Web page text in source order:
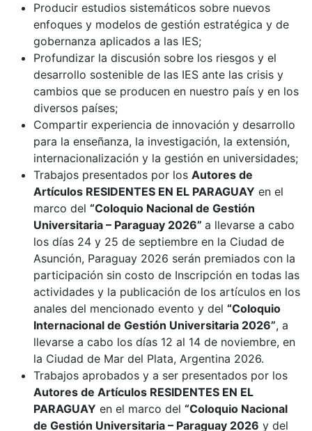
Producir estudios sistemáticos sobre nuevos
enfoques y modelos de gestión estratégica y de
gobernanza aplicados a las IES;
Profundizar la discusión sobre los riesgos y el
desarrollo sostenible de las IES ante las crisis y
cambios que se producen en nuestro país y en los
diversos países;
Compartir experiencia de innovación y desarrollo
para la enseñanza, la investigación, la extensión,
internacionalización y la gestión en universidades;
Trabajos presentados por los Autores de
Artículos RESIDENTES EN EL PARAGUAY en el
marco del “Coloquio Nacional de Gestión
Universitaria – Paraguay 2026” a llevarse a cabo
los días 24 y 25 de septiembre en la Ciudad de
Asunción, Paraguay 2026 serán premiados con la
participación sin costo de Inscripción en todas las
actividades y la publicación de los artículos en los
anales del mencionado evento y del “Coloquio
Internacional de Gestión Universitaria 2026”, a
llevarse a cabo los días 12 al 14 de noviembre, en
la Ciudad de Mar del Plata, Argentina 2026.
Trabajos aprobados y a ser presentados por los
Autores de Artículos RESIDENTES EN EL
PARAGUAY en el marco del “Coloquio Nacional
de Gestión Universitaria – Paraguay 2026 y del